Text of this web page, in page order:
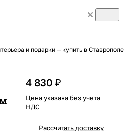
и подарки — купить в Ставрополе
4 830 ₽
Цена указана без учета
НДС
Рассчитать доставку